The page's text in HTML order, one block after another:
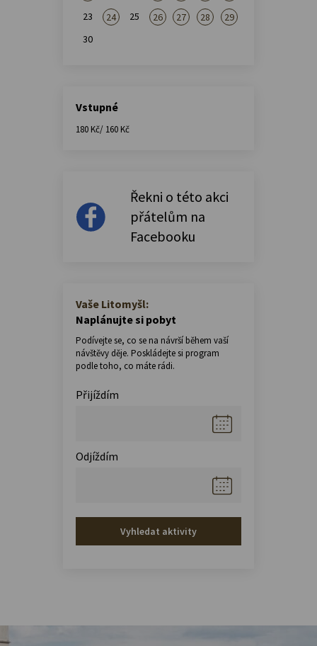
23
24 25 26 27 28
29
30
Vstupné
180 Kč/ 160 Kč
Řekni o této akci
přátelům na
Facebooku
Vaše Litomyšl:
Naplánujte si pobyt
Podívejte se, co se na návrší během vaší
návštěvy děje. Poskládejte si program
podle toho, co máte rádi.
Přijíždím
Odjíždím
Vyhledat aktivity